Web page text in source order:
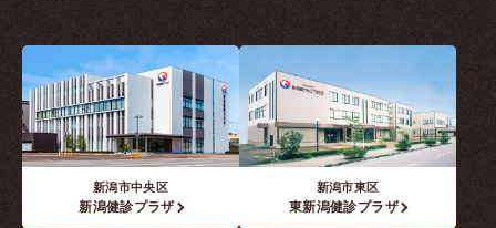
新潟市中央区
新潟健診プラザ
新潟市東区
東新潟健診プラザ